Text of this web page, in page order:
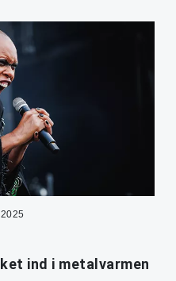
ind i metalvarmen